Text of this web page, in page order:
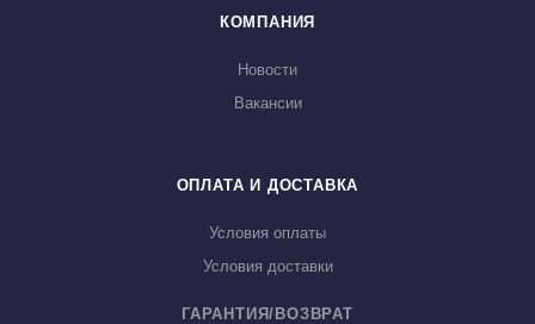
КОМПАНИЯ
Новости
Вакансии
ОПЛАТА И ДОСТАВКА
Условия оплаты
Условия доставки
ГАРАНТИЯ/ВОЗВРАТ